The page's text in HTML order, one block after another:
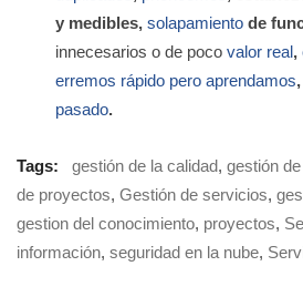
y medibles, solapamiento de
innecesarios o de poco valor real,
erremos rápido pero aprendamos,
pasado.
Tags: gestión de la calidad, gestión
de proyectos, Gestión de servicios,
gestion del conocimiento, proyectos,
información, seguridad en la nube,